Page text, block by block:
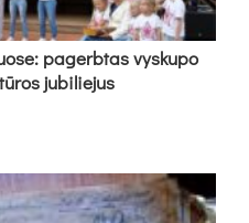
pa­gerb­tas vys­ku­po
ju­bi­lie­jus